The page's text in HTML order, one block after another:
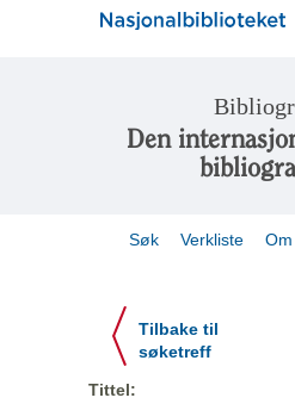
Den
Søk Verkliste
Tilbake til
søketreff
Tittel: